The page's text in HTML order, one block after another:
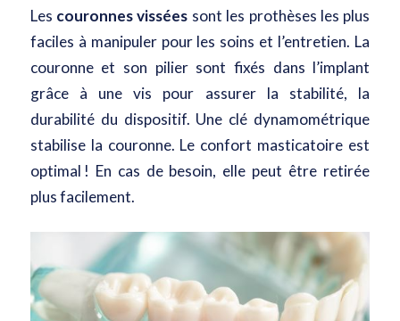
Les couronnes vissées sont les prothèses les plus
faciles à manipuler pour les soins et l’entretien. La
couronne et son pilier sont fixés dans l’implant
grâce à une vis pour assurer la stabilité, la
durabilité du dispositif. Une clé dynamométrique
stabilise la couronne. Le confort masticatoire est
optimal ! En cas de besoin, elle peut être retirée
plus facilement.